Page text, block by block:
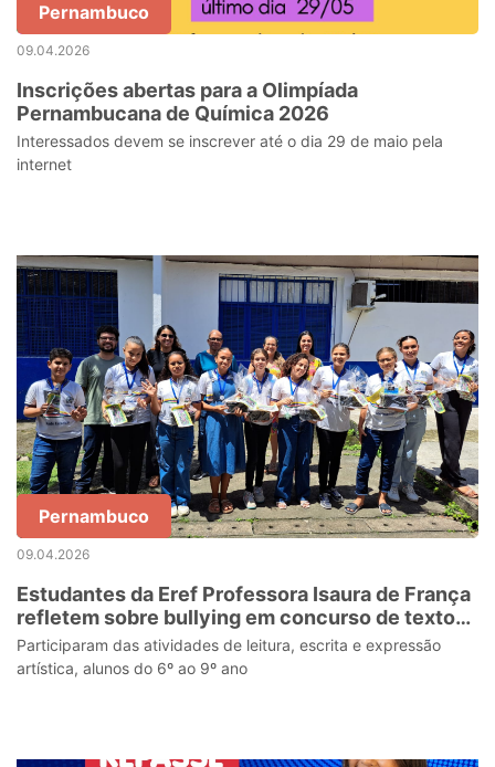
Pernambuco
09.04.2026
Inscrições abertas para a Olimpíada
Pernambucana de Química 2026
Interessados devem se inscrever até o dia 29 de maio pela
internet
Pernambuco
09.04.2026
Estudantes da Eref Professora Isaura de França
refletem sobre bullying em concurso de textos
e desenhos
Participaram das atividades de leitura, escrita e expressão
artística, alunos do 6º ao 9º ano